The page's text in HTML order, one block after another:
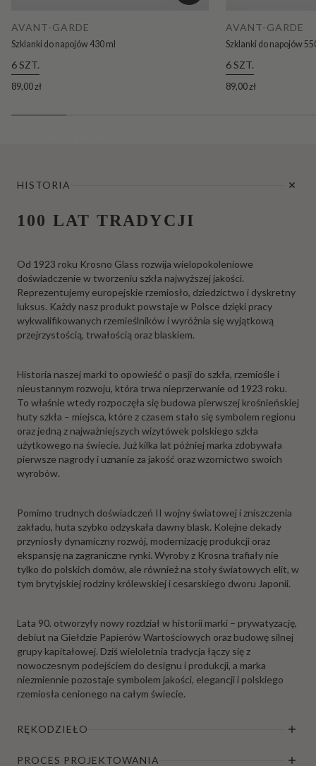
AVANT-GARDE
Szklanki do napojów 430 ml
6 SZT.
89,00 zł
AVANT-GARDE
Szklanki do napojów
6 SZT.
89,00 zł
HISTORIA
100 LAT TRADYCJI
Od 1923 roku Krosno Glass rozwija wielopokoleniowe
doświadczenie w tworzeniu szkła najwyższej jakości.
Reprezentujemy europejskie rzemiosło, dziedzictwo i dyskretny
luksus. Każdy nasz produkt powstaje w Polsce dzięki pracy
wykwalifikowanych rzemieślników i wyróżnia się wyjątkową
przejrzystością, trwałością oraz blaskiem.
Historia naszej marki to opowieść o pasji do szkła, rzemiośle i
nieustannym rozwoju, która trwa nieprzerwanie od 1923 roku.
To właśnie wtedy rozpoczęła się budowa pierwszej krośnieńskiej
huty szkła – miejsca, które z czasem stało się symbolem regionu
oraz jedną z najważniejszych wizytówek polskiego szkła
użytkowego na świecie. Już kilka lat później marka zdobywała
pierwsze nagrody i uznanie za jakość oraz wzornictwo swoich
wyrobów.
Pomimo trudnych doświadczeń II wojny światowej i zniszczenia
zakładu, huta szybko odzyskała dawny blask. Kolejne dekady
przyniosły dynamiczny rozwój, modernizację produkcji oraz
ekspansję na zagraniczne rynki. Wyroby z Krosna trafiały nie
tylko do polskich domów, ale również na stoły światowych elit, w
tym brytyjskiej rodziny królewskiej i cesarskiego dworu Japonii.
Lata 90. otworzyły nowy rozdział w historii marki – prywatyzację,
debiut na Giełdzie Papierów Wartościowych oraz budowę silnej
grupy kapitałowej. Dziś wieloletnia tradycja łączy się z
nowoczesnym podejściem do designu i produkcji, a marka
niezmiennie pozostaje symbolem jakości, elegancji i polskiego
rzemiosła cenionego na całym świecie.
RĘKODZIEŁO
PROCES PROJEKTOWANIA